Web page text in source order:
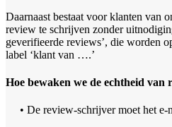
Daarnaast bestaat voor klanten van
review te schrijven zonder
geverifieerde reviews’, die worden
label ‘klant van ….’
Hoe bewaken we de echtheid van
• De review-schrijver moet het e-